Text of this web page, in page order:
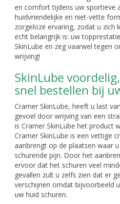
en comfort tijdens uw sportieve
huidvriendelijke en niet-vette
zorgeloze ervaring, zodat u zich
echt belangrijk is: uw
SkinLube en zeg vaarwel tegen
wrijving!
SkinLube
snel bestellen bij
Cramer SkinLube, heeft u last
gevoel door wrijving van een
is Cramer SkinLube het product
Cramer SkinLube is een vettige
aanbrengt op de plaatsen waar
schurende pijn. Door het
ervoor dat het schuren veel
gevallen zult u zelfs zien dat er
verschijnen omdat bijvoorbeeld
uw huid schuren.